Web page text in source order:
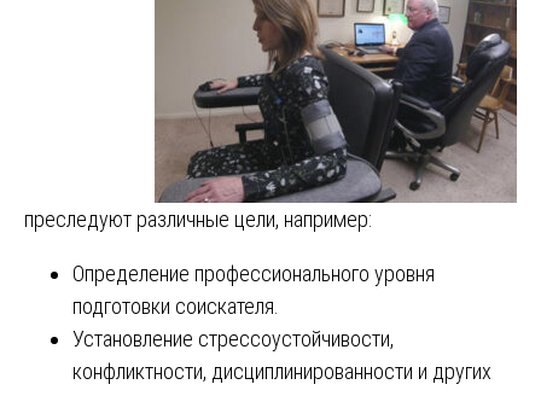
преследуют различные цели, например:
Определение профессионального уровня
подготовки соискателя.
Установление стрессоустойчивости,
конфликтности, дисциплинированности и других